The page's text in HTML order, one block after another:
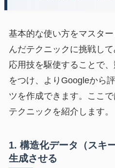
基本的な使い方をマスタ
んだテクニックに挑戦し
応用技を駆使することで
をつけ、よりGoogleから
ツを作成できます。ここ
テクニックを紹介します。
1. 構造化データ（スキ
生成させる